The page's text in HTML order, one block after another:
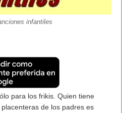
infantiles
para los frikis. Quien tiene
de los padres es